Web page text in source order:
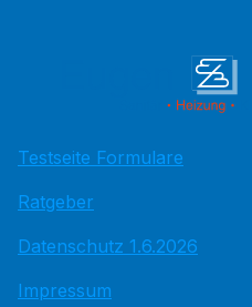
Testseite Formulare
Ratgeber
Datenschutz 1.6.2026
Impressum